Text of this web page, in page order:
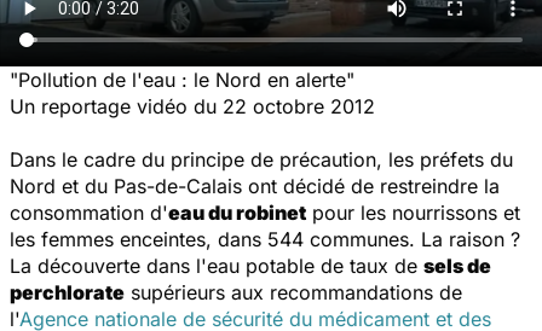
"Pollution de l'eau : le Nord en alerte"
Un reportage vidéo du 22 octobre 2012
Dans le cadre du principe de précaution, les préfets du
Nord et du Pas-de-Calais ont décidé de restreindre la
consommation d'eau du robinet pour les nourrissons et
les femmes enceintes, dans 544 communes. La raison ?
La découverte dans l'eau potable de taux de sels de
perchlorate supérieurs aux recommandations de
l'Agence nationale de sécurité du médicament et des